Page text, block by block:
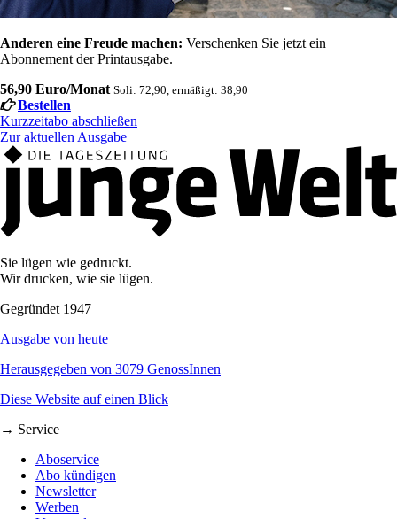
Anderen eine Freude machen: Verschenken Sie jetzt ein
Abonnement der Printausgabe.
56,90 Euro/Monat Soli: 72,90, ermäßigt: 38,90
Bestellen
Kurzzeitabo abschließen
Zur aktuellen Ausgabe
Sie lügen wie gedruckt.
Wir drucken, wie sie lügen.
Gegründet 1947
Ausgabe von heute
Herausgegeben von 3079 GenossInnen
Diese Website auf einen Blick
→ Service
Aboservice
Abo kündigen
Newsletter
Werben